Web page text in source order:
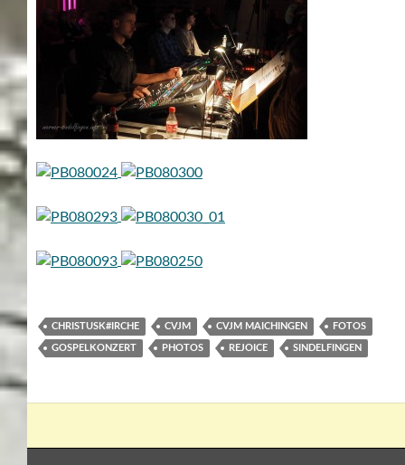
CHRISTUSK#IRCHE CVJM CVJM MAICHINGEN FOTOS
GOSPELKONZERT PHOTOS REJOICE SINDELFINGEN